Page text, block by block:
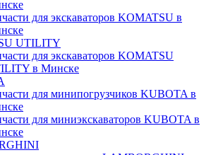
для экскаваторов KOMATSU в
UTILITY
для экскаваторов KOMATSU
в Минске
для минипогрузчиков KUBOTA в
для миниэкскаваторов KUBOTA в